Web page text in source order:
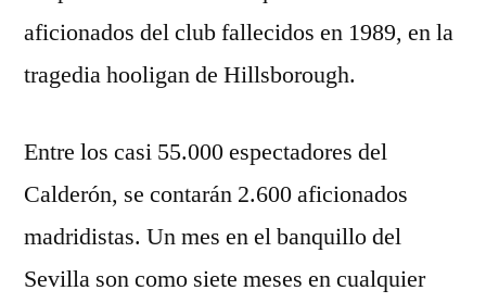
aficionados del club fallecidos en 1989, en la
tragedia hooligan de Hillsborough.
Entre los casi 55.000 espectadores del
Calderón, se contarán 2.600 aficionados
madridistas. Un mes en el banquillo del
Sevilla son como siete meses en cualquier